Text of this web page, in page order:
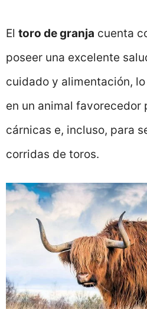
El toro de granja cuenta
poseer una excelente
cuidado y alimentación,
en un animal favorecedor
cárnicas e, incluso, para
corridas de toros.